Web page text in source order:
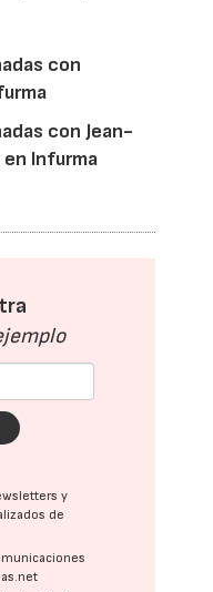
con
con Jean-
en Infurma
y
de